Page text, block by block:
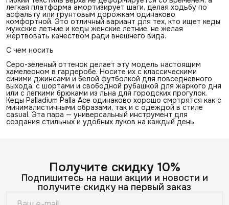
легкая платформа амортизирует шаги, делая ходьбу по
асфальту или грунтовым дорожкам одинаково
комфортной. Это отличный вариант для тех, кто ищет кеды
мужские летние и кеды женские летние, не желая
жертвовать качеством ради внешнего вида.
С чем носить
Серо-зеленый оттенок делает эту модель настоящим
хамелеоном в гардеробе. Носите их с классическими
синими джинсами и белой футболкой для повседневного
выхода, с шортами и свободной рубашкой для жаркого дня
или с легкими брюками из льна для городских прогулок.
Кеды Palladium Palla Ace одинаково хорошо смотрятся как с
минималистичными образами, так и с одеждой в стиле
casual. Эта пара — универсальный инструмент для
создания стильных и удобных луков на каждый день.
Получите скидку 10%
Подпишитесь на наши акции и новости и
получите скидку на первый заказ